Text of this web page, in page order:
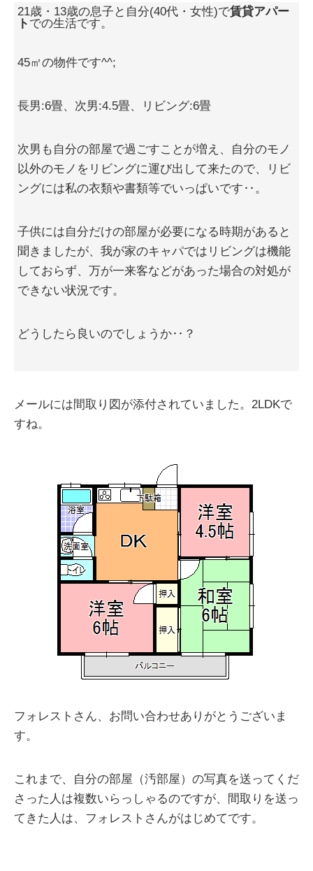
21歳・13歳の息子と自分(40代・女性)で賃貸アパー
ト での生活です。
45㎡の物件です^^;
長男:6畳、次男:4.5畳、リビング:6畳
次男も自分の部屋で過ごすことが増え、自分のモノ
以外のモノをリビングに運び出して来たので、リビ
ングには私の衣類や書類等でいっぱいです‥。
子供には自分だけの部屋が必要になる時期があると
聞きましたが、我が家のキャパではリビングは機能
しておらず、万が一来客などがあった場合の対処が
できない状況です。
どうしたら良いのでしょうか‥？
メールには間取り図が添付されていました。2LDKで
すね。
フォレストさん、お問い合わせありがとうございま
す。
これまで、自分の部屋（汚部屋）の写真を送ってくだ
さった人は複数いらっしゃるのですが、間取りを送っ
てきた人は、フォレストさんがはじめてです。